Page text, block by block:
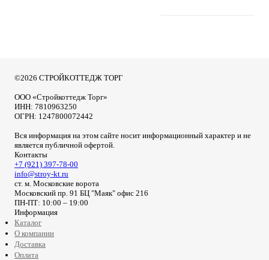
©2026 СТРОЙКОТТЕДЖ ТОРГ
ООО «Стройкоттедж Торг»
ИНН: 7810963250
ОГРН: 1247800072442
Вся информация на этом сайте носит информационный характер и не
является публичной офертой.
Контакты
+7 (921) 397-78-00
info@stroy-kt.ru
ст. м. Московские ворота
Московский пр. 91 БЦ "Маяк" офис 216
ПН-ПТ: 10:00 – 19:00
Информация
Каталог
О компании
Доставка
Оплата